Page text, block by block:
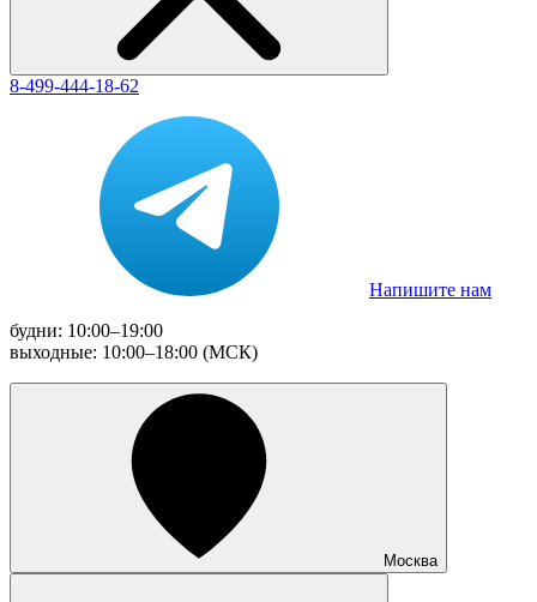
8-499-444-18-62
Напишите нам
будни: 10:00–19:00
выходные: 10:00–18:00 (МСК)
Москва